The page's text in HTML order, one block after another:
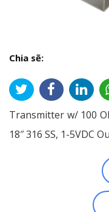
Chia sẽ:
Transmitter w/ 100
18″ 316 SS, 1-5VDC